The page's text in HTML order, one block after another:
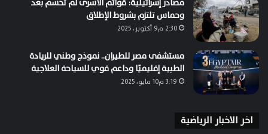
مصادر إسرائيلية: قوائم الأسرى لم تُحسم بعد
وحماس تلتزم بشروط الإطلاق
2:30 م9 أكتوبر، 2025
مستشفى مصر للطيران.. نموذج وطني للريادة
الطبية إقليميًا وداعم قوي للسياحة العلاجية
3:19 م10 مايو، 2025
اخر الاخبار الرياضية